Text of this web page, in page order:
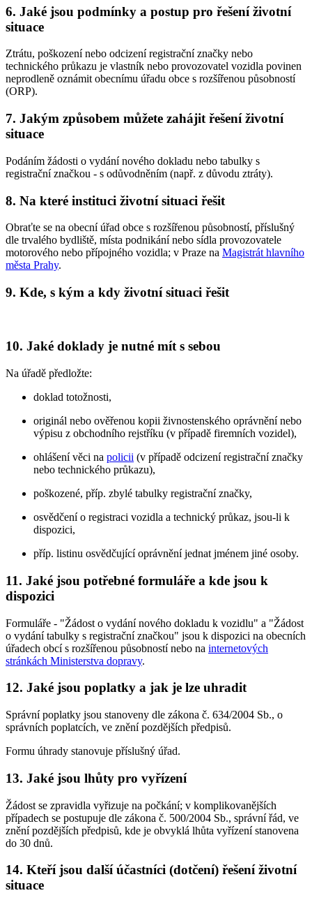
6. Jaké jsou podmínky a postup pro řešení životní
situace
Ztrátu, poškození nebo odcizení registrační značky nebo
technického průkazu je vlastník nebo provozovatel vozidla povinen
neprodleně oznámit obecnímu úřadu obce s rozšířenou působností
(ORP).
7. Jakým způsobem můžete zahájit řešení životní
situace
Podáním žádosti o vydání nového dokladu nebo tabulky s
registrační značkou - s odůvodněním (např. z důvodu ztráty).
8. Na které instituci životní situaci řešit
Obraťte se na obecní úřad obce s rozšířenou působností, příslušný
dle trvalého bydliště, místa podnikání nebo sídla provozovatele
motorového nebo přípojného vozidla; v Praze na Magistrát hlavního
města Prahy.
9. Kde, s kým a kdy životní situaci řešit
10. Jaké doklady je nutné mít s sebou
Na úřadě předložte:
doklad totožnosti,
originál nebo ověřenou kopii živnostenského oprávnění nebo
výpisu z obchodního rejstříku (v případě firemních vozidel),
ohlášení věci na policii (v případě odcizení registrační značky
nebo technického průkazu),
poškozené, příp. zbylé tabulky registrační značky,
osvědčení o registraci vozidla a technický průkaz, jsou-li k
dispozici,
příp. listinu osvědčující oprávnění jednat jménem jiné osoby.
11. Jaké jsou potřebné formuláře a kde jsou k
dispozici
Formuláře - "Žádost o vydání nového dokladu k vozidlu" a "Žádost
o vydání tabulky s registrační značkou" jsou k dispozici na obecních
úřadech obcí s rozšířenou působností nebo na internetových
stránkách Ministerstva dopravy.
12. Jaké jsou poplatky a jak je lze uhradit
Správní poplatky jsou stanoveny dle zákona č. 634/2004 Sb., o
správních poplatcích, ve znění pozdějších předpisů.
Formu úhrady stanovuje příslušný úřad.
13. Jaké jsou lhůty pro vyřízení
Žádost se zpravidla vyřizuje na počkání; v komplikovanějších
případech se postupuje dle zákona č. 500/2004 Sb., správní řád, ve
znění pozdějších předpisů, kde je obvyklá lhůta vyřízení stanovena
do 30 dnů.
14. Kteří jsou další účastníci (dotčení) řešení životní
situace